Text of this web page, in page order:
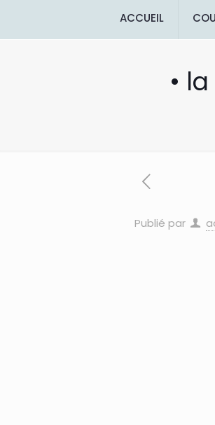
ACCUEIL
•
Publié par